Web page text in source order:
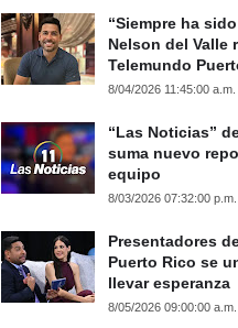
“Siempre ha
Nelson del Valle
Telemundo
8/04/2026 11:45:00 a.m.
“Las Noticias”
suma nuevo
equipo
8/03/2026 07:32:00 p.m.
Presentadores
Puerto Rico se
llevar esperanza
8/05/2026 09:00:00 a.m.